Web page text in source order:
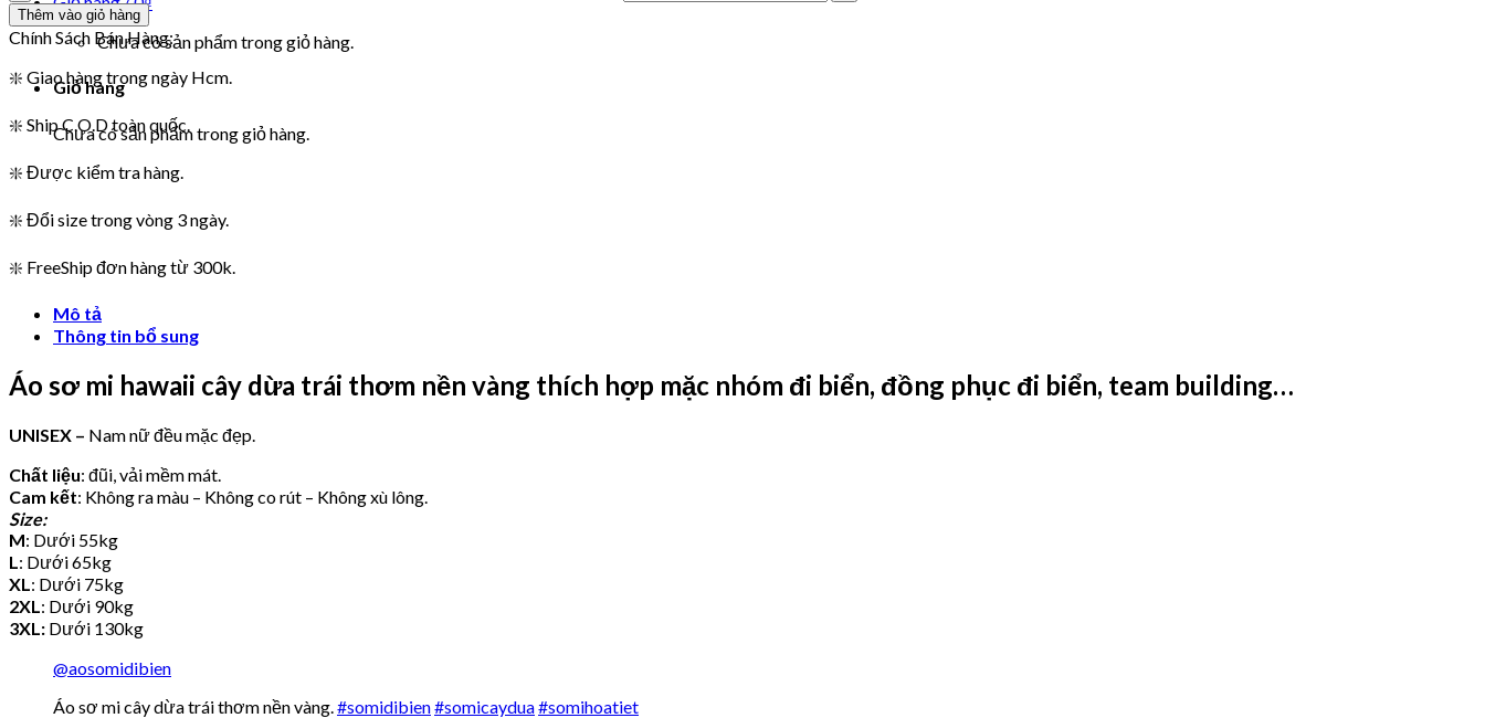
Chưa có sản phẩm trong giỏ hàng.
Giỏ hàng
Chưa có sản phẩm trong giỏ hàng.
Thêm vào giỏ hàng
Chính Sách Bán Hàng:
❇️ Giao hàng trong ngày Hcm.
❇️ Ship C.O.D toàn quốc.
❇️ Được kiểm tra hàng.
❇️ Đổi size trong vòng 3 ngày.
❇️ FreeShip đơn hàng từ 300k.
Mô tả
Thông tin bổ sung
Áo sơ mi hawaii cây dừa trái thơm nền vàng thích hợp mặc nhóm đi biển, đồng phục đi biển, team building…
UNISEX – Nam nữ đều mặc đẹp.
Chất liệu: đũi, vải mềm mát.
Cam kết: Không ra màu – Không co rút – Không xù lông.
Size:
M: Dưới 55kg
L : Dưới 65kg
XL : Dưới 75kg
2XL : Dưới 90kg
3XL: Dưới 130kg
@aosomidibien
Áo sơ mi cây dừa trái thơm nền vàng. #somidibien#somicaydua#somihoatiet